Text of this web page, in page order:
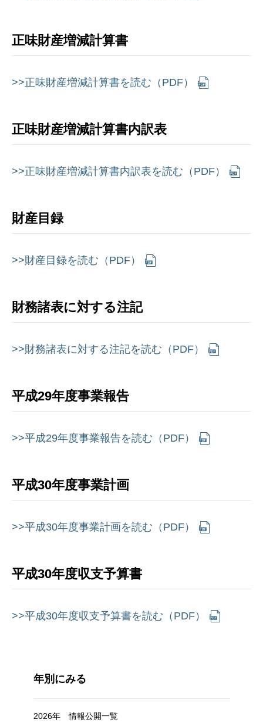
正味財産増減計算書
>>正味財産増減計算書を読む（PDF）
正味財産増減計算書内訳表
>>正味財産増減計算書内訳表を読む（PDF）
財産目録
>>財産目録を読む（PDF）
財務諸表に対する注記
>>財務諸表に対する注記を読む（PDF）
平成29年度事業報告
>>平成29年度事業報告を読む（PDF）
平成30年度事業計画
>>平成30年度事業計画を読む（PDF）
平成30年度収支予算書
>>平成30年度収支予算書を読む（PDF）
年別にみる
2026年 情報公開一覧